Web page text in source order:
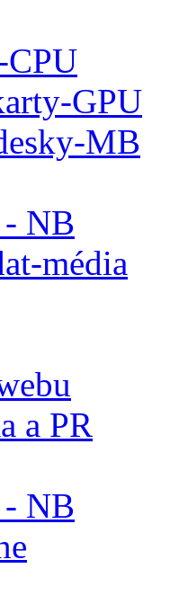
CPU
GPU
MB
NB
média
a PR
NB